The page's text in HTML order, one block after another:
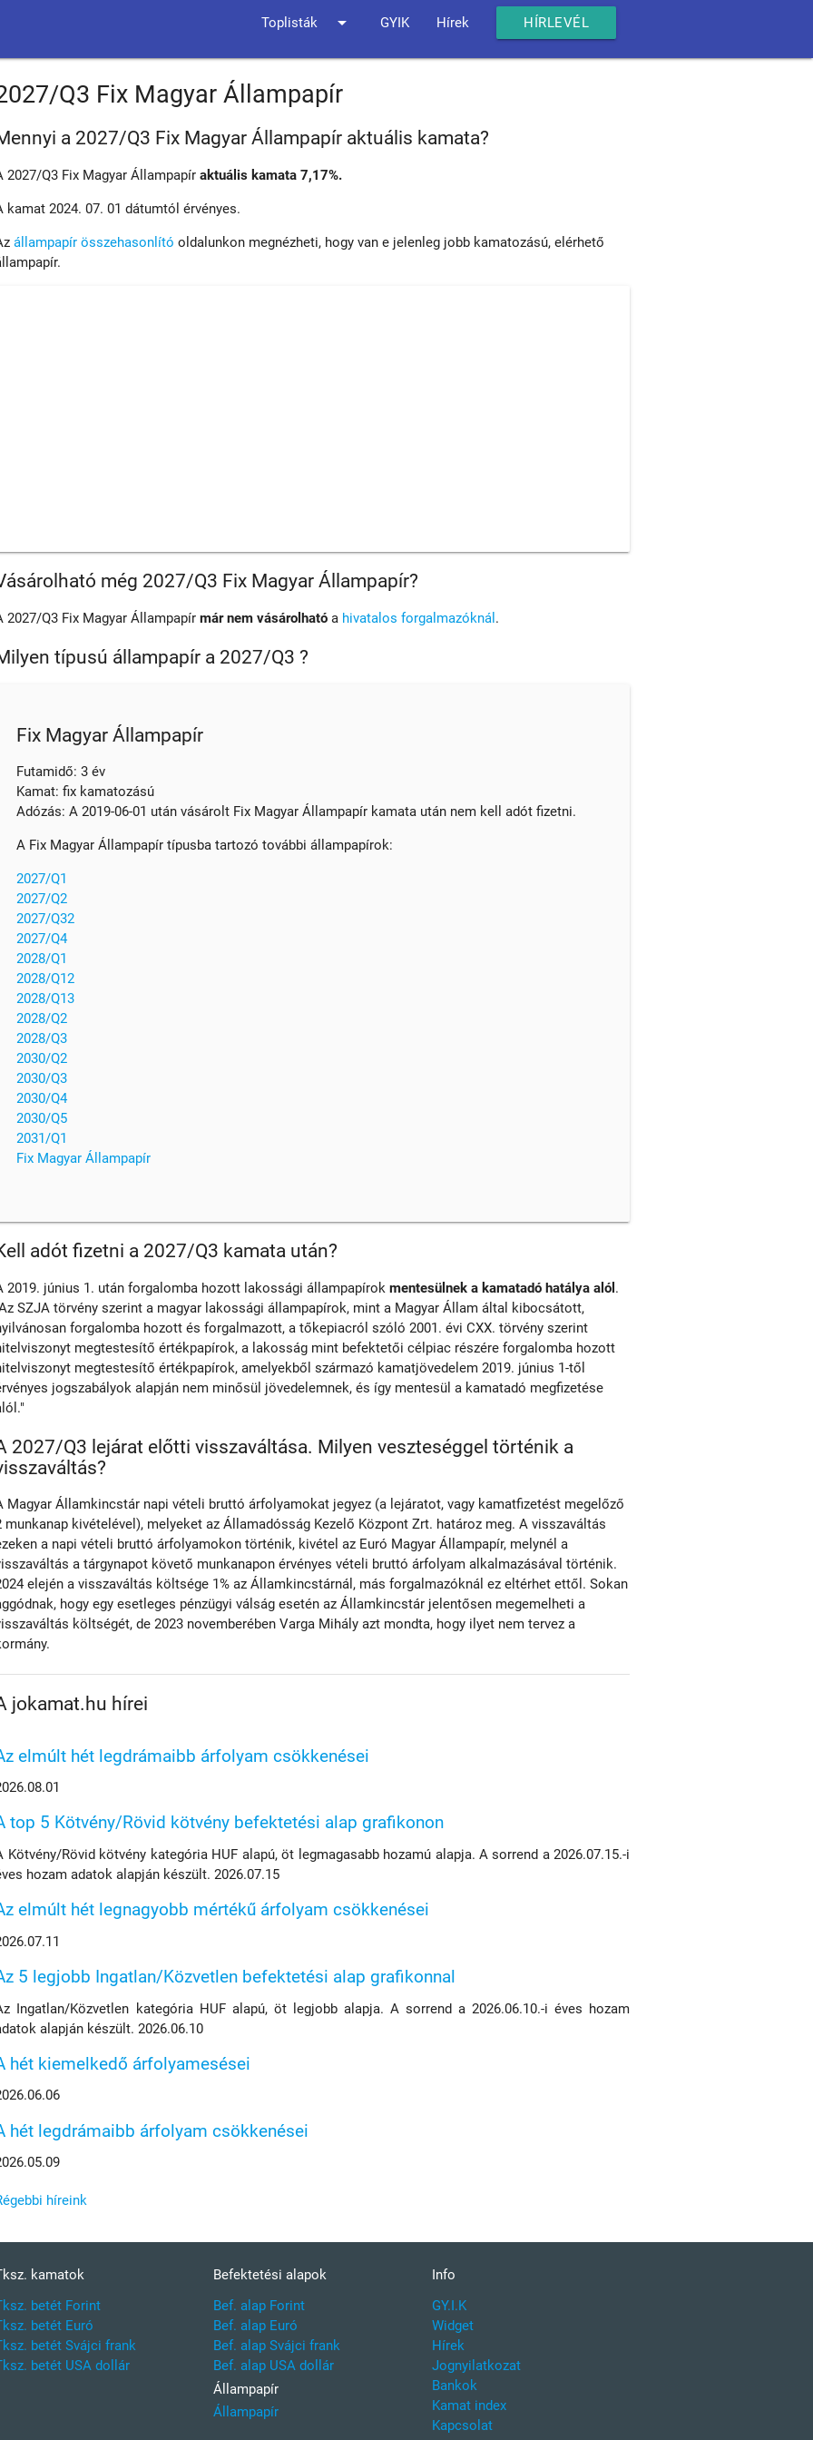
Toplisták arrow_drop_down GYIK Hírek HÍRLEVÉL
Q3 Fix Magyar Állampapír
a 2027/Q3 Fix Magyar Állampapír aktuális kamata?
2027/Q3 Fix Magyar Állampapíraktuális kamata 7,17%.
kamat 2024. 07. 01 dátumtól érvényes.
állampapír összehasonlító oldalunkon megnézheti, hogy van e jelenleg jobb kamatozású, elérhető
még 2027/Q3 Fix Magyar Állampapír?
2027/Q3 Fix Magyar Állampapírmár nem vásárolható a hivatalos forgalmazóknál .
típusú állampapír a 2027/Q3 ?
Fix Magyar Állampapír
Futamidő: 3 év
Kamat: fix kamatozású
Adózás: A 2019-06-01 után vásárolt Fix Magyar Állampapír kamata után nem kell adót fizetni.
A Fix Magyar Állampapír típusba tartozó további állampapírok:
2027/Q1
2027/Q2
2027/Q32
2027/Q4
2028/Q1
2028/Q12
2028/Q13
2028/Q2
2028/Q3
2030/Q2
2030/Q3
2030/Q4
2030/Q5
2031/Q1
Fix Magyar Állampapír
adót fizetni a 2027/Q3 kamata után?
2019. június 1. után forgalomba hozott lakossági állampapírokmentesülnek a kamatadó hatálya alól .
SZJA törvény szerint a magyar lakossági állampapírok, mint a Magyar Állam által kibocsátott,
forgalomba hozott és forgalmazott, a tőkepiacról szóló 2001. évi CXX. törvény szerint
megtestesítő értékpapírok, a lakosság mint befektetői célpiac részére forgalomba hozott
megtestesítő értékpapírok, amelyekből származó kamatjövedelem 2019. június 1-től
jogszabályok alapján nem minősül jövedelemnek, és így mentesül a kamatadó megfizetése
2027/Q3 lejárat előtti visszaváltása. Milyen veszteséggel történik a
Magyar Államkincstár napi vételi bruttó árfolyamokat jegyez (a lejáratot, vagy kamatfizetést megelőző
munkanap kivételével), melyeket az Államadósság Kezelő Központ Zrt. határoz meg. A visszaváltás
a napi vételi bruttó árfolyamokon történik, kivétel az Euró Magyar Állampapír, melynél a
a tárgynapot követő munkanapon érvényes vételi bruttó árfolyam alkalmazásával történik.
elején a visszaváltás költsége 1% az Államkincstárnál, más forgalmazóknál ez eltérhet ettől. Sokan
hogy egy esetleges pénzügyi válság esetén az Államkincstár jelentősen megemelheti a
költségét, de 2023 novemberében Varga Mihály azt mondta, hogy ilyet nem tervez a
jokamat.hu hírei
elmúlt hét legdrámaibb árfolyam csökkenései
top 5 Kötvény/Rövid kötvény befektetési alap grafikonon
Kötvény/Rövid kötvény kategória HUF alapú, öt legmagasabb hozamú alapja. A sorrend a 2026.07.15.-i
hozam adatok alapján készült. 2026.07.15
elmúlt hét legnagyobb mértékű árfolyam csökkenései
5 legjobb Ingatlan/Közvetlen befektetési alap grafikonnal
Ingatlan/Közvetlen kategória HUF alapú, öt legjobb alapja. A sorrend a 2026.06.10.-i éves hozam
alapján készült. 2026.06.10
hét kiemelkedő árfolyamesései
hét legdrámaibb árfolyam csökkenései
híreink
kamatok
betét Forint
betét Euró
betét Svájci frank
betét USA dollár
Befektetési alapok
Bef. alap Forint
Bef. alap Euró
Bef. alap Svájci frank
Bef. alap USA dollár
Állampapír
Állampapír
Info
GY.I.K
Widget
Hírek
Jognyilatkozat
Bankok
Kamat index
Kapcsolat